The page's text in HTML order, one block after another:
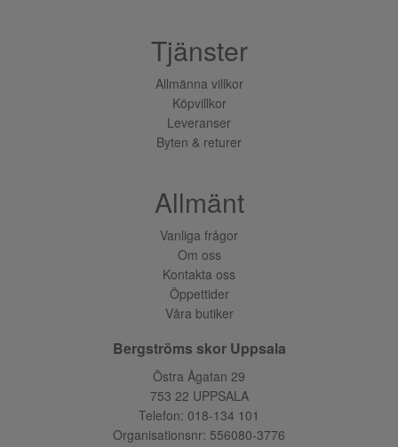
Tjänster
Allmänna villkor
Köpvillkor
Leveranser
Byten & returer
Allmänt
Vanliga frågor
Om oss
Kontakta oss
Öppettider
Våra butiker
Bergströms skor Uppsala
Östra Ågatan 29
753 22 UPPSALA
Telefon: 018-134 101
Organisationsnr: 556080-3776